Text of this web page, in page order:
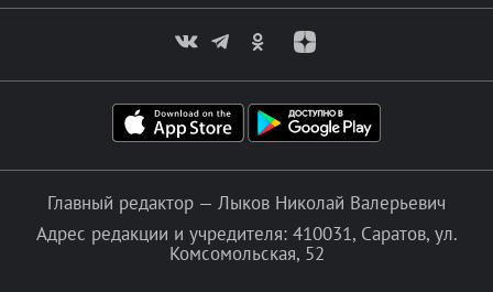
Главный редактор — Лыков Николай Валерьевич
Адрес редакции и учредителя: 410031, Саратов, ул.
Комсомольская, 52